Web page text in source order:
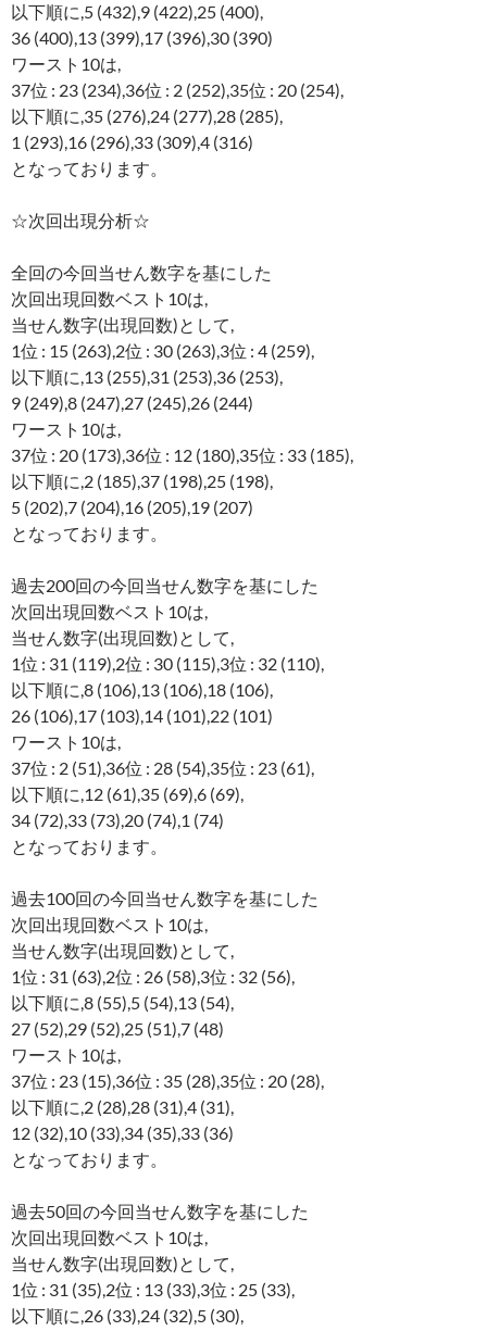
以下順に,5 (432),9 (422),25 (400),
36 (400),13 (399),17 (396),30 (390)
ワースト10は,
37位 : 23 (234),36位 : 2 (252),35位 : 20 (254),
以下順に,35 (276),24 (277),28 (285),
1 (293),16 (296),33 (309),4 (316)
となっております。
☆次回出現分析☆
全回の今回当せん数字を基にした
次回出現回数ベスト10は,
当せん数字(出現回数)として,
1位 : 15 (263),2位 : 30 (263),3位 : 4 (259),
以下順に,13 (255),31 (253),36 (253),
9 (249),8 (247),27 (245),26 (244)
ワースト10は,
37位 : 20 (173),36位 : 12 (180),35位 : 33 (185),
以下順に,2 (185),37 (198),25 (198),
5 (202),7 (204),16 (205),19 (207)
となっております。
過去200回の今回当せん数字を基にした
次回出現回数ベスト10は,
当せん数字(出現回数)として,
1位 : 31 (119),2位 : 30 (115),3位 : 32 (110),
以下順に,8 (106),13 (106),18 (106),
26 (106),17 (103),14 (101),22 (101)
ワースト10は,
37位 : 2 (51),36位 : 28 (54),35位 : 23 (61),
以下順に,12 (61),35 (69),6 (69),
34 (72),33 (73),20 (74),1 (74)
となっております。
過去100回の今回当せん数字を基にした
次回出現回数ベスト10は,
当せん数字(出現回数)として,
1位 : 31 (63),2位 : 26 (58),3位 : 32 (56),
以下順に,8 (55),5 (54),13 (54),
27 (52),29 (52),25 (51),7 (48)
ワースト10は,
37位 : 23 (15),36位 : 35 (28),35位 : 20 (28),
以下順に,2 (28),28 (31),4 (31),
12 (32),10 (33),34 (35),33 (36)
となっております。
過去50回の今回当せん数字を基にした
次回出現回数ベスト10は,
当せん数字(出現回数)として,
1位 : 31 (35),2位 : 13 (33),3位 : 25 (33),
以下順に,26 (33),24 (32),5 (30),